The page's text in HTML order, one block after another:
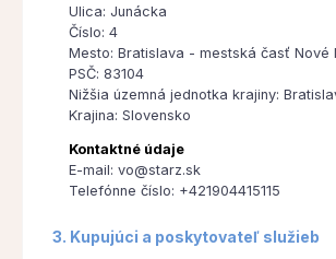
Ulica: Junácka
Číslo: 4
Mesto: Bratislava - mestská časť Nové
PSČ: 83104
Nižšia územná jednotka krajiny:
Krajina: Slovensko
Kontaktné údaje
E-mail: vo@starz.sk
Telefónne číslo: +421904415115
3. Kupujúci a poskytovateľ služieb